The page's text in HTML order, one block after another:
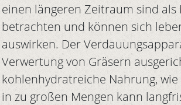
einen längeren Zeitraum sind als
betrachten und können sich
auswirken. Der
Verwertung von Gräsern
kohlenhydratreiche Nahrung, wie
in zu großen Mengen kann